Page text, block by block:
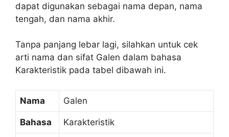
dapat digunakan sebagai nama depan, nama
tengah, dan nama akhir.
Tanpa panjang lebar lagi, silahkan untuk cek
arti nama dan sifat Galen dalam bahasa
Karakteristik pada tabel dibawah ini.
Nama Galen
Bahasa Karakteristik